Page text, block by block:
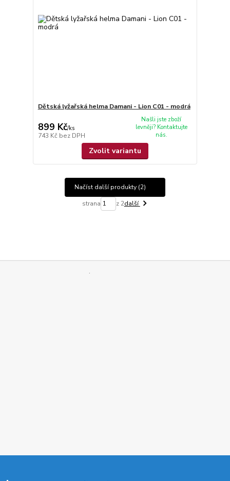
Dětská lyžařská helma Damani - Lion C01 - modrá
899 Kč/ks
743 Kč bez DPH
Našli jste zboží
levněji? Kontaktujte
nás.
Zvolit variantu
Načíst další produkty (2)
strana z 2další
.